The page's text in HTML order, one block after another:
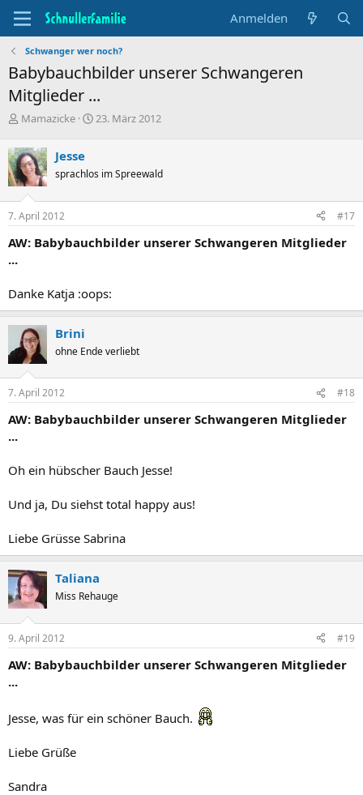
Anmelden
Schwanger wer noch?
Babybauchbilder unserer Schwangeren
Mitglieder ...
T
e
m
e
n
s
t
r
r
Mamazicke
B
n
d
u
23. März 2012
Jesse
sprachlos im Spreewald
7. April 2012 #17
AW: Babybauchbilder unserer Schwangeren Mitglieder
...
Danke Katja :oops:
Brini
ohne Ende verliebt
7. April 2012 #18
AW: Babybauchbilder unserer Schwangeren Mitglieder
...
Oh ein hübscher Bauch Jesse!
Und ja, Du siehst total happy aus!
Liebe Grüsse Sabrina
Taliana
Miss Rehauge
9. April 2012 #19
AW: Babybauchbilder unserer Schwangeren Mitglieder
...
Jesse, was für ein schöner Bauch.
Liebe Grüße
Sandra